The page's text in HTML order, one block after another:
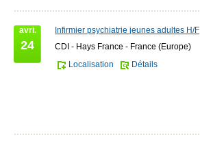
avri.
24
Infirmier psychiatrie jeunes adultes H/F
CDI - Hays France - France (Europe)
Localisation
Détails